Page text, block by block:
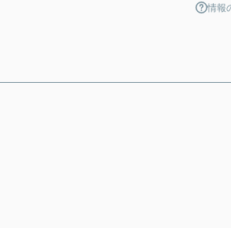
情報